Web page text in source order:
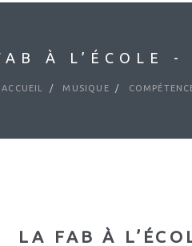
À L’ÉCOLE -
ACCUEIL MUSIQUE
LA FAB À